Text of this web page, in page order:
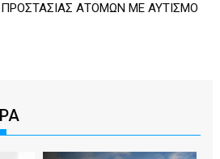
ΠΡΟΣΤΑΣΙΑΣ ΑΤΟΜΩΝ ΜΕ ΑΥΤΙΣΜΟ